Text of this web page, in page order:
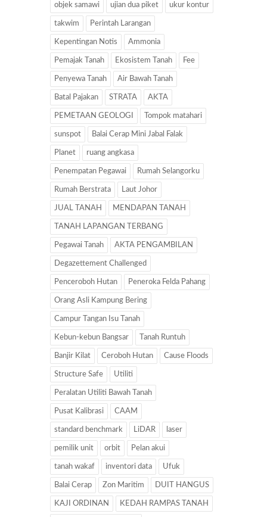
objek samawi ujian dua piket ukur kontur
takwim Perintah Larangan
Kepentingan Notis Ammonia
Pemajak Tanah Ekosistem Tanah Fee
Penyewa Tanah Air Bawah Tanah
Batal Pajakan STRATA AKTA
PEMETAAN GEOLOGI Tompok matahari
sunspot Balai Cerap Mini Jabal Falak
Planet ruang angkasa
Penempatan Pegawai Rumah Selangorku
Rumah Berstrata Laut Johor
JUAL TANAH MENDAPAN TANAH
TANAH LAPANGAN TERBANG
Pegawai Tanah AKTA PENGAMBILAN
Degazettement Challenged
Penceroboh Hutan Peneroka Felda Pahang
Orang Asli Kampung Bering
Campur Tangan Isu Tanah
Kebun-kebun Bangsar Tanah Runtuh
Banjir Kilat Ceroboh Hutan Cause Floods
Structure Safe Utiliti
Peralatan Utiliti Bawah Tanah
Pusat Kalibrasi CAAM
standard benchmark LiDAR laser
pemilik unit orbit Pelan akui
tanah wakaf inventori data Ufuk
Balai Cerap Zon Maritim DUIT HANGUS
KAJI ORDINAN KEDAH RAMPAS TANAH